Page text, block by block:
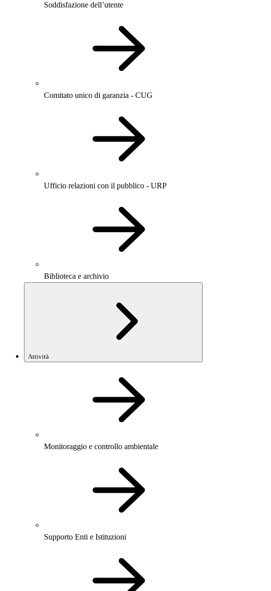
Soddisfazione dell’utente
Comitato unico di garanzia - CUG
Ufficio relazioni con il pubblico - URP
Biblioteca e archivio
Attività
Monitoraggio e controllo ambientale
Supporto Enti e Istituzioni